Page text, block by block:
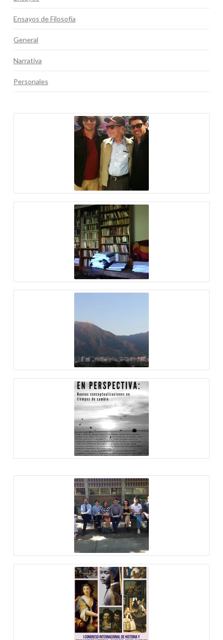
Ensayos de Filosofía
General
Narrativa
Personales